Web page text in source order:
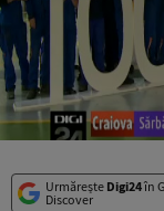
Urmărește Digi24în
Discover